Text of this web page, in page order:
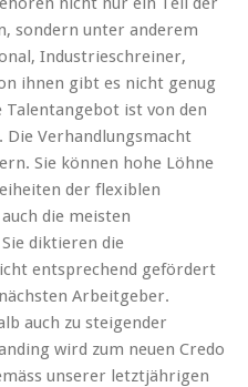
sondern unter anderem
Industrieschreiner,
ihnen gibt es nicht genug
Talentangebot ist von den
Verhandlungsmacht
Sie können hohe Löhne
der flexiblen
die meisten
diktieren die
entsprechend gefördert
Arbeitgeber.
auch zu steigender
wird zum neuen Credo
unserer letztjährigen